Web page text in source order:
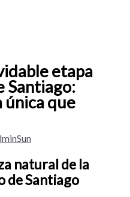
etapa
Santiago:
única que
natural de la
de Santiago